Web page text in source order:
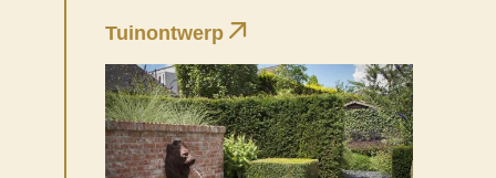
Tuinontwerp